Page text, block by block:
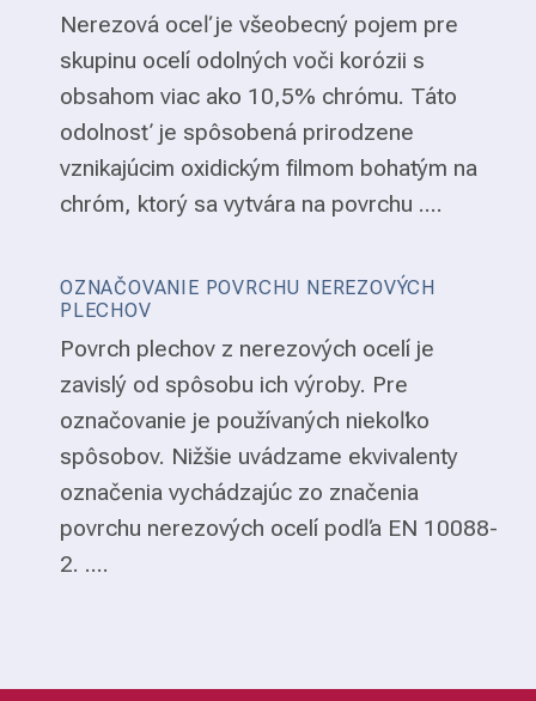
Nerezová oceľ je všeobecný pojem pre
skupinu ocelí odolných voči korózii s
obsahom viac ako 10,5% chrómu. Táto
odolnosť je spôsobená prirodzene
vznikajúcim oxidickým filmom bohatým na
chróm, ktorý sa vytvára na povrchu ....
OZNAČOVANIE POVRCHU NEREZOVÝCH
PLECHOV
Povrch plechov z nerezových ocelí je
zavislý od spôsobu ich výroby. Pre
označovanie je používaných niekoľko
spôsobov. Nižšie uvádzame ekvivalenty
označenia vychádzajúc zo značenia
povrchu nerezových ocelí podľa EN 10088-
2. ....